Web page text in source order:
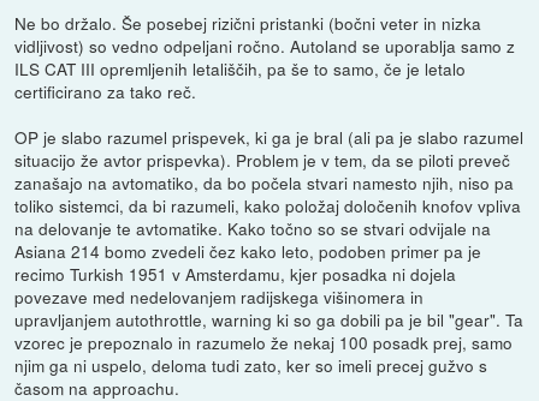
Ne bo držalo. Še posebej rizični pristanki (bočni veter in nizka
vidljivost) so vedno odpeljani ročno. Autoland se uporablja samo z
ILS CAT III opremljenih letališčih, pa še to samo, če je letalo
certificirano za tako reč.
OP je slabo razumel prispevek, ki ga je bral (ali pa je slabo razumel
situacijo že avtor prispevka). Problem je v tem, da se piloti preveč
zanašajo na avtomatiko, da bo počela stvari namesto njih, niso pa
toliko sistemci, da bi razumeli, kako položaj določenih knofov vpliva
na delovanje te avtomatike. Kako točno so se stvari odvijale na
Asiana 214 bomo zvedeli čez kako leto, podoben primer pa je
recimo Turkish 1951 v Amsterdamu, kjer posadka ni dojela
povezave med nedelovanjem radijskega višinomera in
upravljanjem autothrottle, warning ki so ga dobili pa je bil "gear". Ta
vzorec je prepoznalo in razumelo že nekaj 100 posadk prej, samo
njim ga ni uspelo, deloma tudi zato, ker so imeli precej gužvo s
časom na approachu.